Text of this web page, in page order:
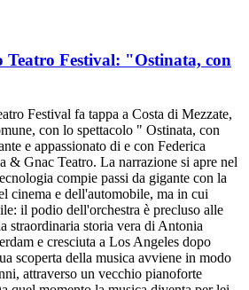
Teatro Festival: "Ostinata, con
Festival fa tappa a Costa di Mezzate,
con lo spettacolo " Ostinata, con
e appassionato di e con Federica
& Gnac Teatro. La narrazione si apre nel
compie passi da gigante con la
cinema e dell'automobile, ma in cui
il podio dell'orchestra è precluso alle
straordinaria storia vera di Antonia
e cresciuta a Los Angeles dopo
scoperta della musica avviene in modo
attraverso un vecchio pianoforte